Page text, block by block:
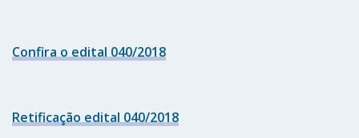
Confira o edital 040/2018
Retificação edital 040/2018